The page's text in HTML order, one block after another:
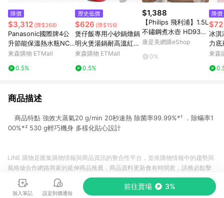
降價
$3,312 (降$368)
Panasonic國際牌4公
升節能保溫熱水瓶NC-
HU401P
東森購物 ETMall
0.5%
歷史低價
$626 (降$156)
煲仔飯專用小砂鍋燉鍋
明火煲湯鍋耐高溫紅色
湯煲煮粥陶瓷家用燃氣
東森購物 ETMall
0.5%
$1,388
【Philips 飛利浦】1.5L
不鏽鋼煮水壺 HD938
9/80_廠商直送
康是美網購eShop
0%
降價
$72
冰淇
力底
筒支
東森
商品描述
商品特點 強效大蒸氣20 g/min 20秒速熱 除菌率99.99%*¹ ．除蟎率1
00%*² 530 g輕巧機身 多樣化貼心設計
加入筆記 設定到價通知
前往賣場 3%
LINE 購物是匯集購物情報與商品資訊的整合性平台，並依購物情報中的趨勢與
風格做合作網路商家的延伸商品推薦，商品資料更新會有時間差，請務必點擊
商品至各合作網路商家，確認現售價與購物條件，一切資訊以合作廠商網頁為
準。